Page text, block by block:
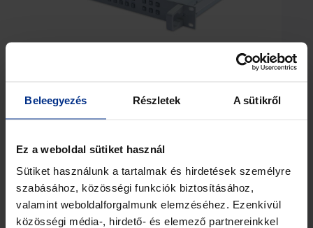
Beleegyezés Részletek A sütikről
Ez a weboldal sütiket használ
Sütiket használunk a tartalmak és hirdetések személyre
szabásához, közösségi funkciók biztosításához,
valamint weboldalforgalmunk elemzéséhez. Ezenkívül
közösségi média-, hirdető- és elemező partnereinkkel
BMCU76 – 720MHz to X-band Upconverter